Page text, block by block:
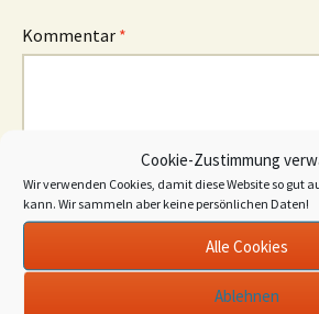
Cookie-Zustimmung
Wir verwenden Cookies, damit diese Website so gut
kann. Wir sammeln aber keine persönlichen Daten!
Alle Cookies
Ablehnen
Kommentar *
Name*
E-Mail-Adresse
Website